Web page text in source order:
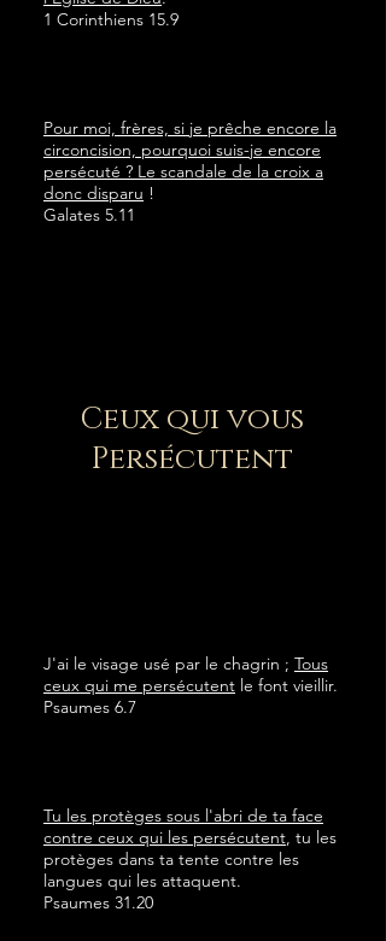
1 Corinthiens 15.9
Pour moi, frères, si je prêche encore la
circoncision, pourquoi suis-je encore
persécuté ? Le scandale de la croix a
donc disparu !
Galates 5.11
Ceux qui vous
Persécutent
J'ai le visage usé par le chagrin ; Tous
ceux qui me persécutent le font vieillir.
Psaumes 6.7
Tu les protèges sous l'abri de ta face
contre ceux qui les persécutent, tu les
protèges dans ta tente contre les
langues qui les attaquent.
Psaumes 31.20